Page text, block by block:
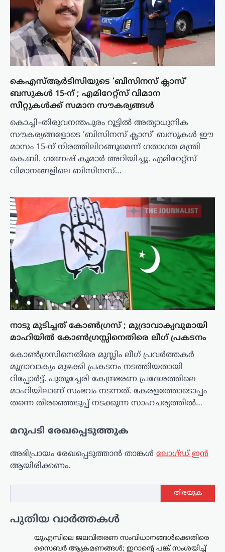
കെഎസ്ആർടിസിയുടെ ‘ബിസിനസ് ക്ലാസ്’
ബസുകൾ 15-ന് ; എമിറേറ്റ്‌സ് വിമാന
സീറ്റുകൾക്ക് സമാന സൗകര്യങ്ങൾ
കൊച്ചി–തിരുവനന്തപുരം റൂട്ടിൽ അത്യാധുനിക
സൗകര്യങ്ങളോടെ ‘ബിസിനസ് ക്ലാസ്’ ബസുകൾ ഈ
മാസം 15-ന് നിരത്തിലിറങ്ങുമെന്ന് ഗതാഗത മന്ത്രി
കെ.ബി. ഗണേഷ് കുമാർ അറിയിച്ചു. എമിറേറ്റ്‌സ്
വിമാനങ്ങളിലെ ബിസിനസ്…
നാടു മുടിച്ചത് കോൺ​ഗ്രസ് ; മുദ്രാവാക്യവുമായി
മാഹിയിൽ കോൺഗ്രസ്സിനെതിരെ ലീഗ് പ്രകടനം
കോൺഗ്രസിനെതിരെ മുസ്ലിം ലീഗ് പ്രവർത്തകർ
മുദ്രാവാക്യം മുഴക്കി പ്രകടനം നടത്തിയതായി
റിപ്പോർട്ട്. പുതുച്ചേരി കേന്ദ്രഭരണ പ്രദേശത്തിലെ
മാഹിയിലാണ് സംഭവം നടന്നത്. കേരളത്തോടൊപ്പം
തന്നെ തിരഞ്ഞെടുപ്പ് നടക്കുന്ന സാഹചര്യത്തിൽ…
മറുപടി രേഖപ്പെടുത്തുക
അഭിപ്രായം രേഖപ്പെടുത്താ‍ൻ താങ്കൾ ലോഗ്ഡ് ഇൻ
ആയിരിക്കണം.
തിരയുക
പുതിയ വാർത്തകൾ
യുഎസിലെ ജലവിതരണ സംവിധാനങ്ങൾക്കെതിരെ
സൈബർ ആക്രമണങ്ങൾ; ഇറാന്റെ പങ്ക് സംശയിച്ച്